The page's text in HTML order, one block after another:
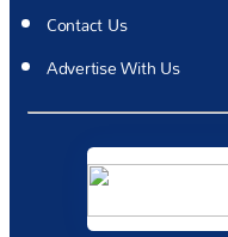
Contact Us
Advertise With Us